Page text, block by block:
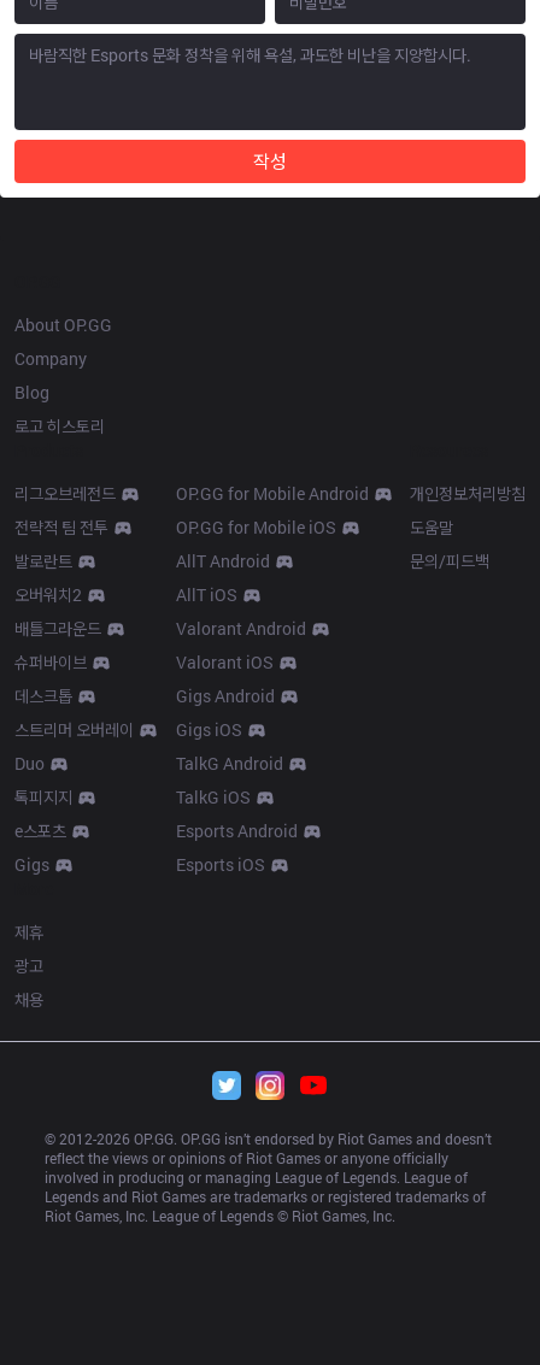
작성
About OP.GG
Company
Blog
로고 히스토리
리그오브레전드
전략적 팀 전투
발로란트
오버워치2
배틀그라운드
슈퍼바이브
데스크톱
스트리머 오버레이
Duo
톡피지지
e스포츠
Gigs
OP.GG for Mobile Android
OP.GG for Mobile iOS
AllT Android
AllT iOS
Valorant Android
Valorant iOS
Gigs Android
Gigs iOS
TalkG Android
TalkG iOS
Esports Android
Esports iOS
개인정보처리방침
도움말
문의/피드백
제휴
광고
채용
© 2012-2026 OP.GG. OP.GG isn’t endorsed by Riot Games and doesn’t
reflect the views or opinions of Riot Games or anyone officially
involved in producing or managing League of Legends. League of
Legends and Riot Games are trademarks or registered trademarks of
Riot Games, Inc. League of Legends © Riot Games, Inc.